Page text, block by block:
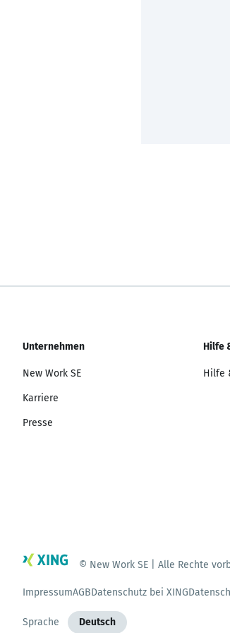
Unternehmen
New Work SE
Karriere
Presse
Hilfe
Hilfe
© New Work SE | Alle Rechte
ImpressumAGBDatenschutz bei XING
Sprache Deutsch